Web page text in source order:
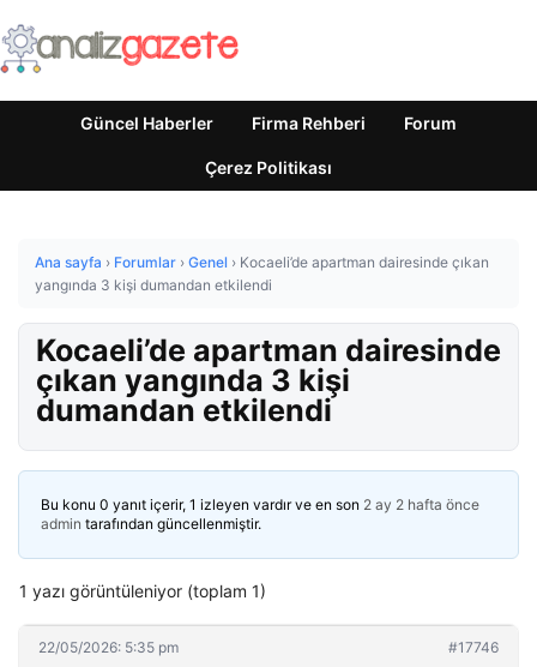
Güncel Haberler Firma Rehberi Forum
Çerez Politikası
Ana sayfa › Forumlar › Genel › Kocaeli’de apartman dairesinde çıkan
yangında 3 kişi dumandan etkilendi
Kocaeli’de apartman dairesinde
çıkan yangında 3 kişi
dumandan etkilendi
Bu konu 0 yanıt içerir, 1 izleyen vardır ve en son 2 ay 2 hafta önce
admin tarafından güncellenmiştir.
1 yazı görüntüleniyor (toplam 1)
22/05/2026: 5:35 pm #17746